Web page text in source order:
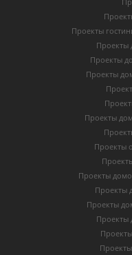
Проекты
Проекты
Проекты
Проекты
Проекты
Проекты
Проекты
Проекты
Проекты
Проекты